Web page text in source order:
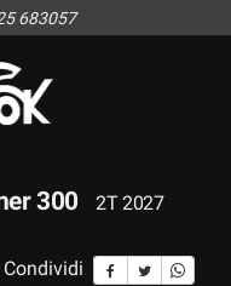
683057
300 2T 2027
Condividi